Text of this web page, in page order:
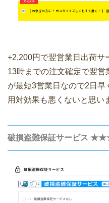
+2,200円で翌営業日出荷サ
13時までの注文確定で翌営
が最短3営業日なので2日
用対効果も悪くないと思い
破損盗難保証サービス